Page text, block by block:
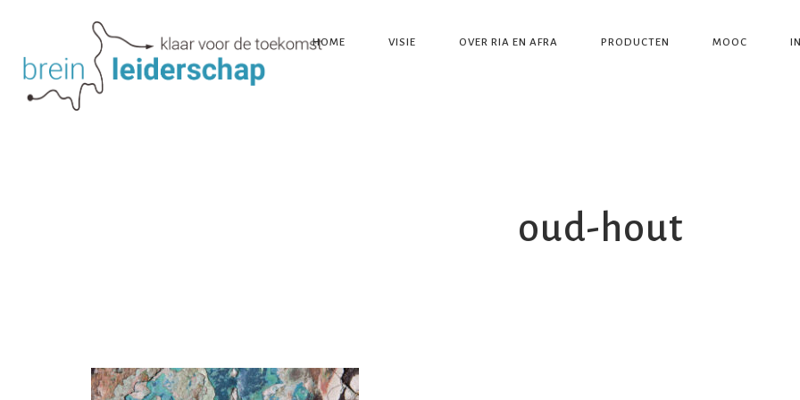
HOME VISIE OVER RIA EN AFRA PRODUCTEN MOOC
oud-hout